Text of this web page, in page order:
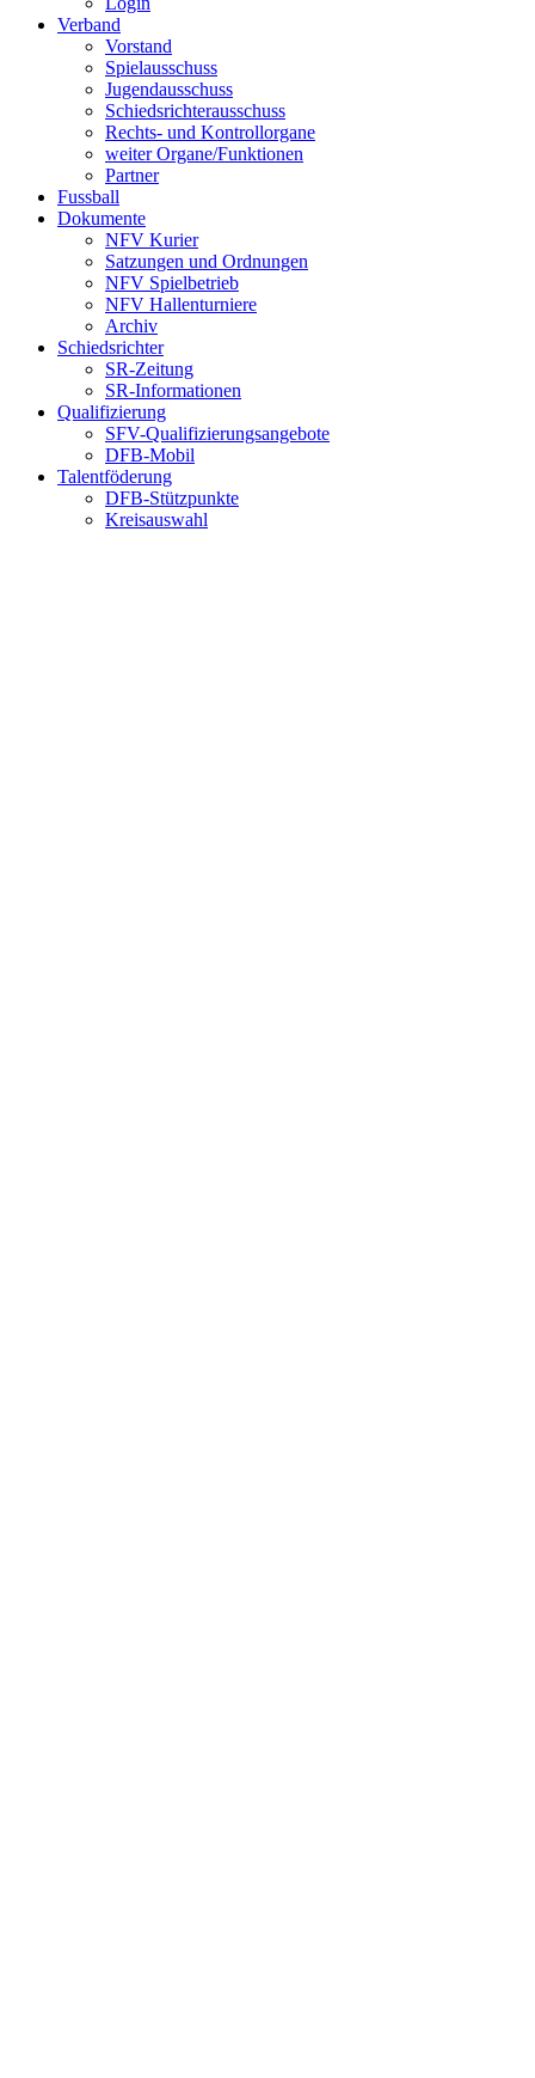
Verband
Vorstand
Spielausschuss
Jugendausschuss
Schiedsrichterausschuss
Rechts- und Kontrollorgane
weiter Organe/Funktionen
Partner
Fussball
Dokumente
NFV Kurier
Satzungen und Ordnungen
NFV Spielbetrieb
NFV Hallenturniere
Archiv
Schiedsrichter
SR-Zeitung
SR-Informationen
Qualifizierung
SFV-Qualifizierungsangebote
DFB-Mobil
Talentföderung
DFB-Stützpunkte
Kreisauswahl